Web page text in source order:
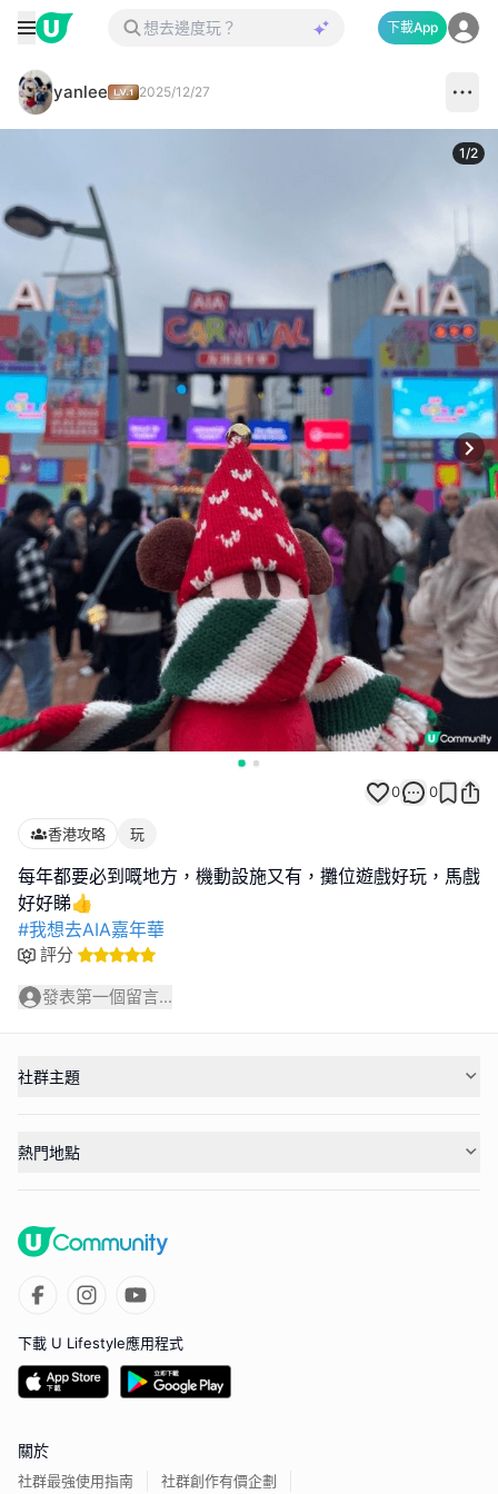
下載App
yanlee 2025/12/27
1/2
0 0
香港攻略 玩
每年都要必到嘅地方，機動設施又有，攤位遊戲好玩，馬戲
#我想去AIA嘉年華
評分
發表第一個留言...
社群主題
熱門地點
下載 U Lifestyle應用程式
關於
社群最強使用指南 社群創作有價企劃